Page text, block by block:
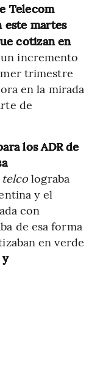
Telecom
este martes
cotizan en
incremento
trimestre
en la mirada
de
los ADR de
telcolograba
y el
con
de esa forma
en verde
y